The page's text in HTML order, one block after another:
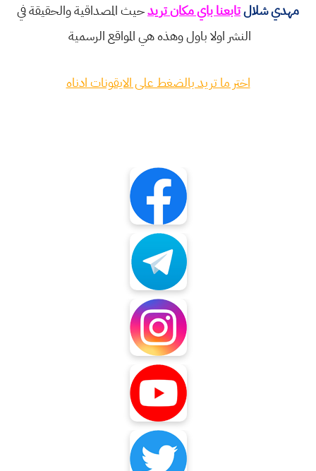
مهدي شلالتابعنا باي مكان تريدحيث المصداقية والحقيقة في
النشر اولا باول وهذه هي المواقع الرسمية
اختر ما تريد بالضغط على الايقونات ادناه